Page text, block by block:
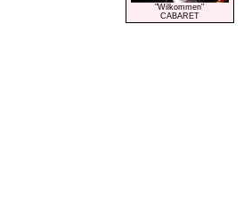
"Wilkommen"
CABARET